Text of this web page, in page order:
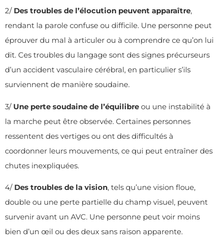
2/ Des troubles de l’élocution peuvent apparaître,
rendant la parole confuse ou difficile. Une personne peut
éprouver du mal à articuler ou à comprendre ce qu’on lui
dit. Ces troubles du langage sont des signes précurseurs
d’un accident vasculaire cérébral, en particulier s’ils
surviennent de manière soudaine.
3/ Une perte soudaine de l’équilibre ou une instabilité à
la marche peut être observée. Certaines personnes
ressentent des vertiges ou ont des difficultés à
coordonner leurs mouvements, ce qui peut entraîner des
chutes inexpliquées.
4/ Des troubles de la vision, tels qu’une vision floue,
double ou une perte partielle du champ visuel, peuvent
survenir avant un AVC. Une personne peut voir moins
bien d’un œil ou des deux sans raison apparente.